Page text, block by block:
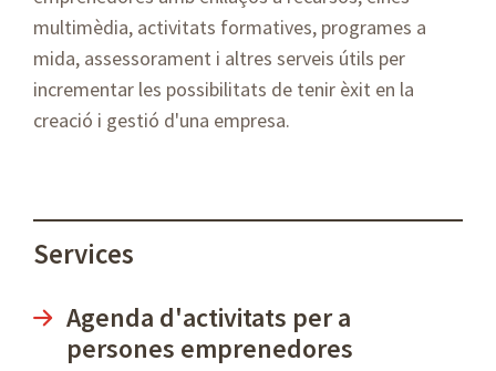
multimèdia, activitats formatives, programes a
mida, assessorament i altres serveis útils per
incrementar les possibilitats de tenir èxit en la
creació i gestió d'una empresa.
Services
Agenda d'activitats per a
persones emprenedores